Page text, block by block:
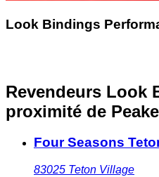
Look Bindings
Revendeurs Look
proximité de
Four Seasons
83025 Teton Village